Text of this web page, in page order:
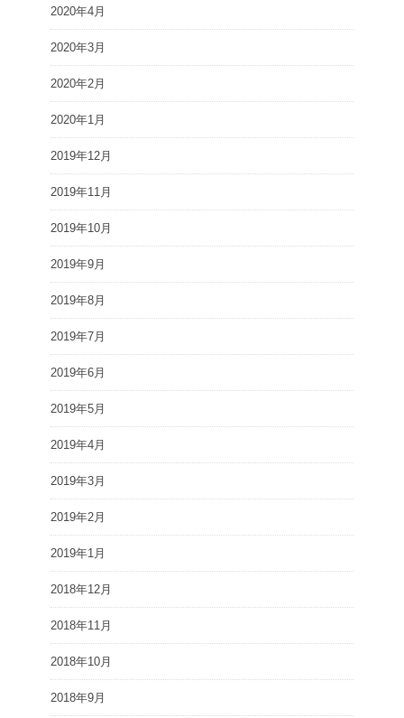
2020年4月
2020年3月
2020年2月
2020年1月
2019年12月
2019年11月
2019年10月
2019年9月
2019年8月
2019年7月
2019年6月
2019年5月
2019年4月
2019年3月
2019年2月
2019年1月
2018年12月
2018年11月
2018年10月
2018年9月